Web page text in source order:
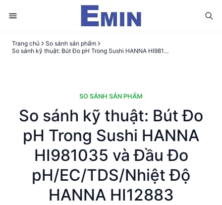
Trang chủ
So sánh sản phẩm
So sánh kỹ thuật: Bút Đo pH Trong Sushi HANNA HI981035 và Đầu Đo pH/EC/TDS/Nhiệt Độ HANNA HI12883
SO SÁNH SẢN PHẨM
So sánh kỹ thuật: Bút Đo
pH Trong Sushi HANNA
HI981035 và Đầu Đo
pH/EC/TDS/Nhiệt Độ
HANNA HI12883